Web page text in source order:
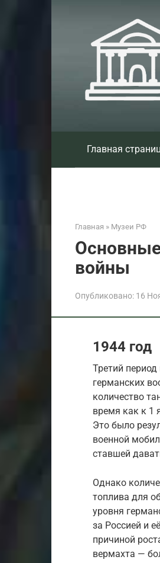
Главная
Главная » Музеи РФ
войны
Опубликовано: 16
1944 год
Третий
германских
количество
время как к 1
Это было
военной
ставшей
Однако
топлива для
уровня
за Россией и
причиной
вермахта —